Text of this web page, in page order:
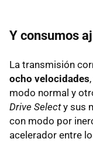
Y consumos
La transmisión
ocho velocidades
modo normal y
Drive Selecty sus
con modo por
acelerador entre